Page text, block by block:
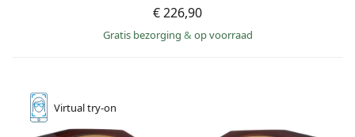
€ 226,90
Gratis bezorging & op voorraad
Virtualtry-on